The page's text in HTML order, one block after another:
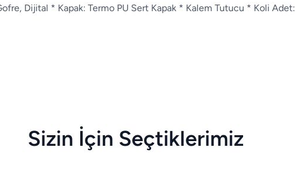
Dijital * Kapak: Termo PU Sert Kapak * Kalem Tutucu * Koli Adet:
Sizin İçin Seçtiklerimiz